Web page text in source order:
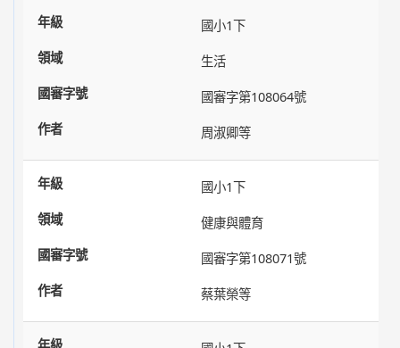
國小1下
生活
國審字第108064號
周淑卿等
國小1下
健康與體育
國審字第108071號
蔡葉榮等